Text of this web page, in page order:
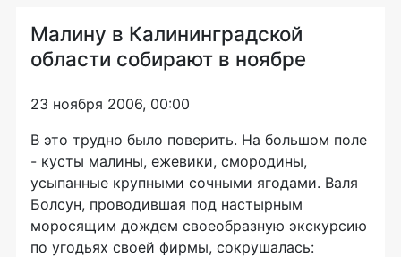
Малину в Калининградской
области собирают в ноябре
23 ноября 2006, 00:00
В это трудно было поверить. На большом поле
- кусты малины, ежевики, смородины,
усыпанные крупными сочными ягодами. Валя
Болсун, проводившая под настырным
моросящим дождем своеобразную экскурсию
по угодьях своей фирмы, сокрушалась: